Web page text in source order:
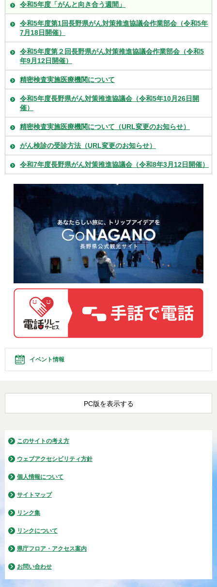
令和5年度「がんと向き合う週間」
令和5年度第1回長野県がん対策推進協議会作業部会（令和5年
7月18日開催）
令和5年度第２回長野県がん対策推進協議会作業部会（令和5
年9月12日開催）
精密検査実施医療機関について
令和5年度長野県がん対策推進協議会（令和5年10月26日開
催）
精密検査実施医療機関について（URL変更のお知らせ）
がん検診の受診方法（URL変更のお知らせ）
令和7年度長野県がん対策推進協議会（令和8年3月12日開催）
イベント情報
PC版を表示する
このサイトの考え方
ウェブアクセシビリティ方針
個人情報について
サイトマップ
リンク集
リンクについて
県庁フロア・アクセス案内
お問い合わせ